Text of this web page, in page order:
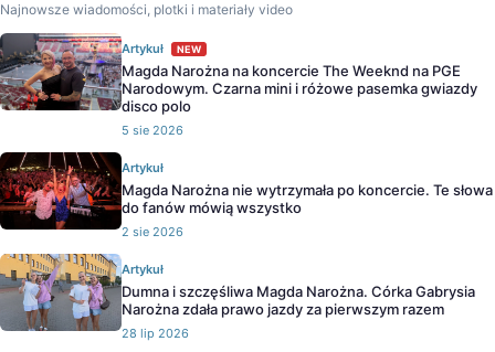
Najnowsze wiadomości, plotki i materiały video
Artykuł NEW
Magda Narożna na koncercie The Weeknd na PGE
Narodowym. Czarna mini i różowe pasemka gwiazdy
disco polo
5 sie 2026
Artykuł
Magda Narożna nie wytrzymała po koncercie. Te słowa
do fanów mówią wszystko
2 sie 2026
Artykuł
Dumna i szczęśliwa Magda Narożna. Córka Gabrysia
Narożna zdała prawo jazdy za pierwszym razem
28 lip 2026